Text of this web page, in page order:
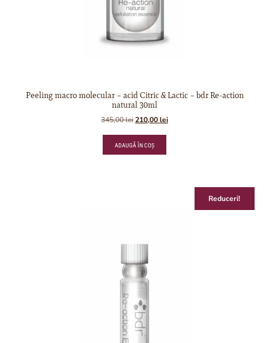
Peeling macro molecular – acid Citric & Lactic – bdr Re-action
natural 30ml
345,00lei210,00lei
ADAUGĂ ÎN COȘ
Reduceri!